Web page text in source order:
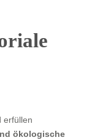
erfüllen
ökologische